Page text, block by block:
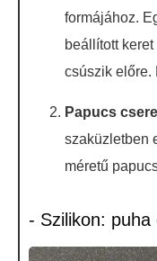
formájához.
beállított
csúszik előre.
Papucs
szaküzletben
méretű
- Szilikon: puha